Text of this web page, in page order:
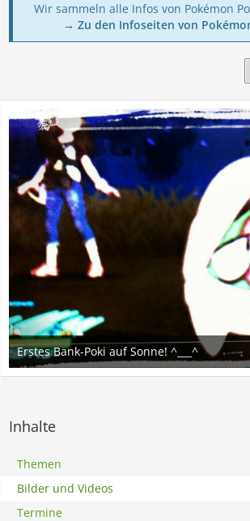
Wir sammeln alle Infos von Pokémon
→ Zu den Infoseiten von
Erstes Bank-Poki auf Sonne! ^___^
25. Januar 2017
Inhalte
Themen
Bilder und Videos
Termine